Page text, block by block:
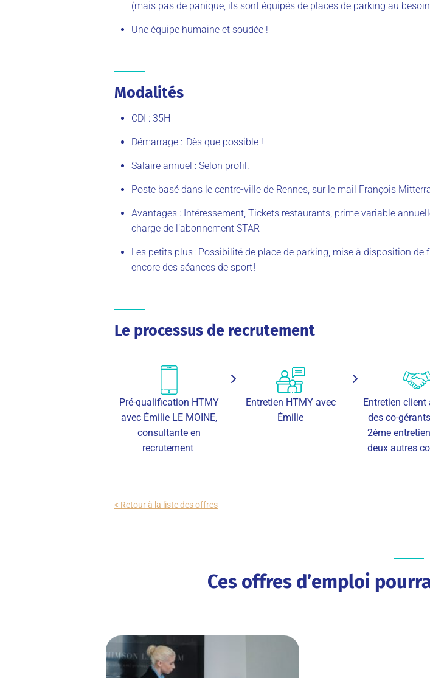
(mais pas de panique, ils sont équipés de places de parking au besoin
Une équipe humaine et soudée !
Modalités
CDI : 35H
Démarrage : Dès que possible !
Salaire annuel : Selon profil.
Poste basé dans le centre-ville de Rennes, sur le mail François
Avantages : Intéressement, Tickets restaurants, prime variable
charge de l’abonnement STAR
Les petits plus : Possibilité de place de parking, mise à disposition de
encore des séances de sport !
Le processus de recrutement
Pré-qualification HTMY
avec Émilie LE MOINE,
consultante en
recrutement
Entretien HTMY avec
Émilie
Entretien client
des co-
2ème
deux autres
< Retour à la liste des offres
Ces offres d’emploi